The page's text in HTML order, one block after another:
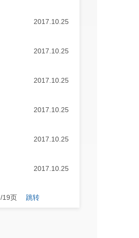
2017.10.25
2017.10.25
2017.10.25
2017.10.25
2017.10.25
2017.10.25
/19页 跳转